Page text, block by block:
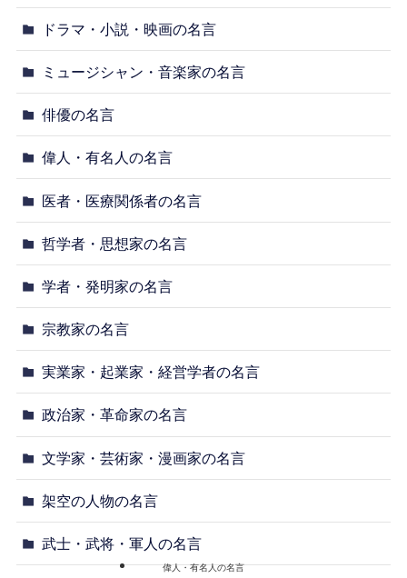
ドラマ・小説・映画の名言
ミュージシャン・音楽家の名言
俳優の名言
偉人・有名人の名言
医者・医療関係者の名言
哲学者・思想家の名言
学者・発明家の名言
宗教家の名言
実業家・起業家・経営学者の名言
政治家・革命家の名言
文学家・芸術家・漫画家の名言
架空の人物の名言
武士・武将・軍人の名言
偉人・有名人の名言